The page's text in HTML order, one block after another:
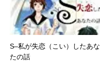
S–私が失恋（こい）したあな
たの話